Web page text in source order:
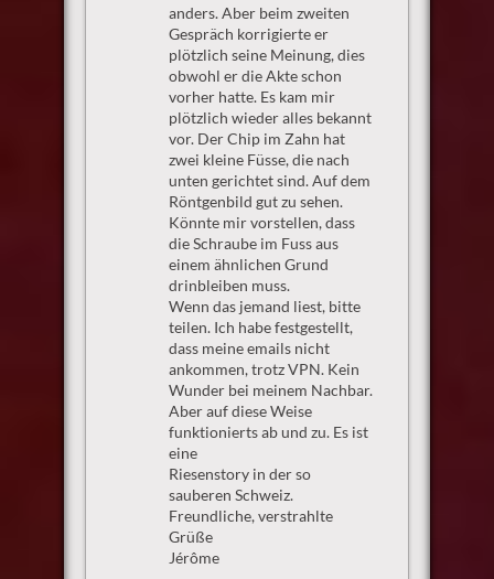
anders. Aber beim zweiten
Gespräch korrigierte er
plötzlich seine Meinung, dies
obwohl er die Akte schon
vorher hatte. Es kam mir
plötzlich wieder alles bekannt
vor. Der Chip im Zahn hat
zwei kleine Füsse, die nach
unten gerichtet sind. Auf dem
Röntgenbild gut zu sehen.
Könnte mir vorstellen, dass
die Schraube im Fuss aus
einem ähnlichen Grund
drinbleiben muss.
Wenn das jemand liest, bitte
teilen. Ich habe festgestellt,
dass meine emails nicht
ankommen, trotz VPN. Kein
Wunder bei meinem Nachbar.
Aber auf diese Weise
funktionierts ab und zu. Es ist
eine
Riesenstory in der so
sauberen Schweiz.
Freundliche, verstrahlte
Grüße
Jérôme